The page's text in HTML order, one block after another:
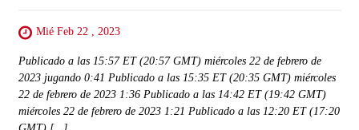
Mié Feb 22 , 2023
Publicado a las 15:57 ET (20:57 GMT) miércoles 22 de febrero de
2023 jugando 0:41 Publicado a las 15:35 ET (20:35 GMT) miércoles
22 de febrero de 2023 1:36 Publicado a las 14:42 ET (19:42 GMT)
miércoles 22 de febrero de 2023 1:21 Publicado a las 12:20 ET (17:20